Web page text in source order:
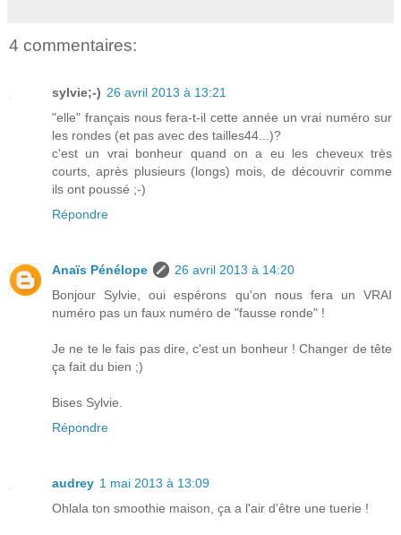
4 commentaires:
sylvie;-) 26 avril 2013 à 13:21
"elle" français nous fera-t-il cette année un vrai numéro sur
les rondes (et pas avec des tailles44...)?
c'est un vrai bonheur quand on a eu les cheveux très
courts, après plusieurs (longs) mois, de découvrir comme
ils ont poussé ;-)
Répondre
Anaïs Pénélope
26 avril 2013 à 14:20
Bonjour Sylvie, oui espérons qu'on nous fera un VRAI
numéro pas un faux numéro de "fausse ronde" !
Je ne te le fais pas dire, c'est un bonheur ! Changer de tête
ça fait du bien ;)
Bises Sylvie.
Répondre
audrey 1 mai 2013 à 13:09
Ohlala ton smoothie maison, ça a l'air d'être une tuerie !